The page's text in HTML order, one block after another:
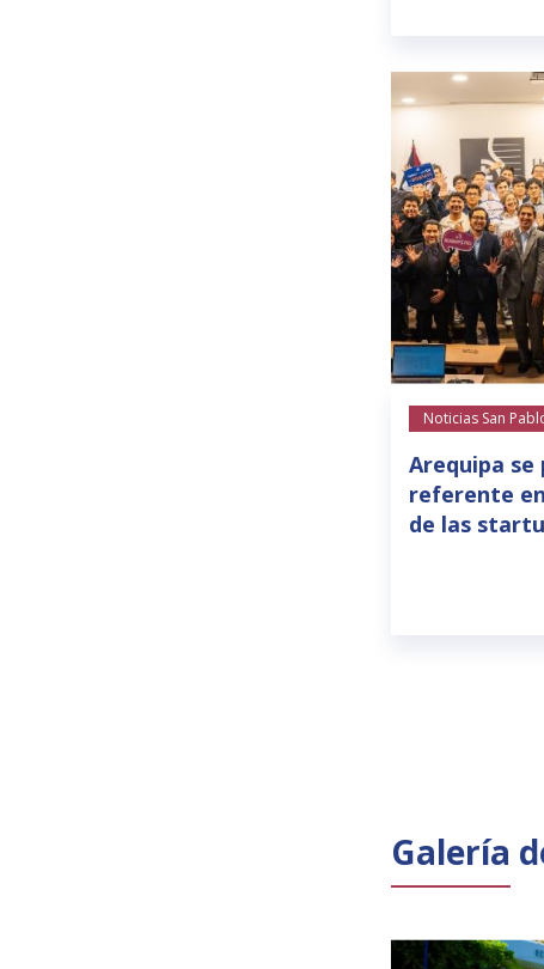
Noticias San
Arequipa se
referente
de las
Galería